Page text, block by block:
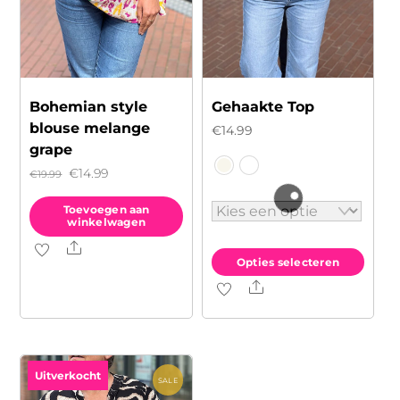
Bohemian style
blouse melange
grape
€19.99 Oorspronkelijke
prijs
was:
€19.99.
€14.99Huidige
prijs
is:
Toevoegen aan
winkelwagen
Share
Gehaakte Top
€14.99
Opties selecteren
Dit
Share
SALE
Uitverkocht